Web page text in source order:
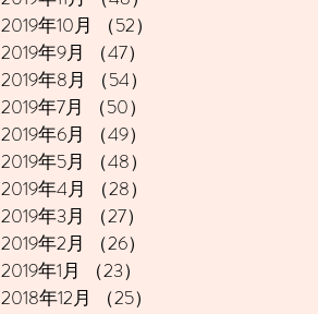
2019年10月
（52）
2019年9月
（47）
2019年8月
（54）
2019年7月
（50）
2019年6月
（49）
2019年5月
（48）
2019年4月
（28）
2019年3月
（27）
2019年2月
（26）
2019年1月
（23）
2018年12月
（25）